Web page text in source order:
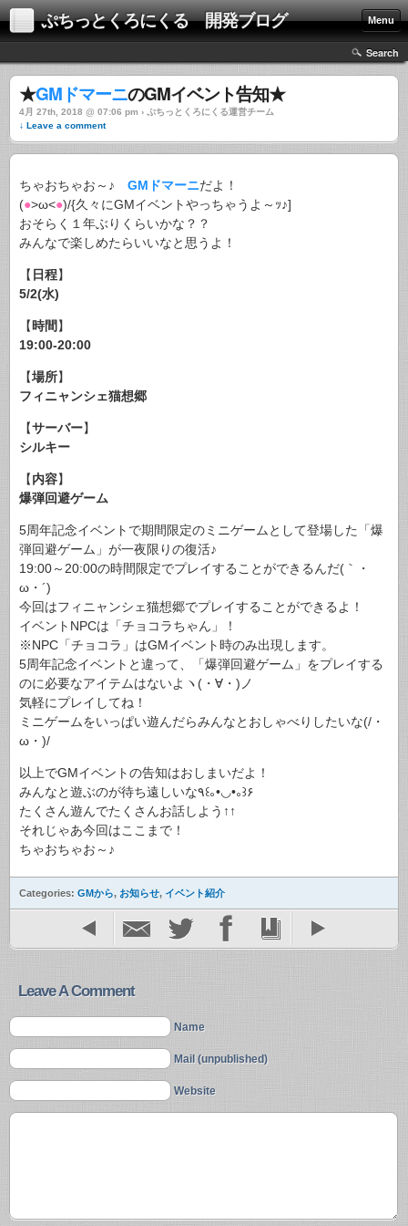
ぷちっとくろにくる 開発ブログ Menu
Search
★GMドマーニのGMイベント告知★
4月 27th, 2018 @ 07:06 pm › ぷちっとくろにくる運営チーム
↓ Leave a comment
ちゃおちゃお～♪ GMドマーニだよ！
(●>ω<●)/{久々にGMイベントやっちゃうよ～ｯ♪]
おそらく１年ぶりくらいかな？？
みんなで楽しめたらいいなと思うよ！
【 日程】
5/2(水)
【時間 】
19:00-20:00
【場所】
フィニャンシェ猫想郷
【サーバー】
シルキー
【内容】
爆弾回避ゲーム
5周年記念イベントで期間限定のミニゲームとして登場した「爆
弾回避ゲーム」が一夜限りの復活♪
19:00～20:00の時間限定でプレイすることができるんだ(｀・
ω・´)
今回はフィニャンシェ猫想郷でプレイすることができるよ！
イベントNPCは「チョコラちゃん」！
※NPC「チョコラ」はGMイベント時のみ出現します。
5周年記念イベントと違って、「爆弾回避ゲーム」をプレイする
のに必要なアイテムはないよヽ(・∀・)ノ
気軽にプレイしてね！
ミニゲームをいっぱい遊んだらみんなとおしゃべりしたいな(/・
ω・)/
以上でGMイベントの告知はおしまいだよ！
みんなと遊ぶのが待ち遠しいな٩꒰｡•◡•｡꒱۶
たくさん遊んでたくさんお話しよう↑↑
それじゃあ今回はここまで！
ちゃおちゃお～♪
Categories: GMから, お知らせ, イベント紹介
Leave A Comment
Name
Mail (unpublished)
Website